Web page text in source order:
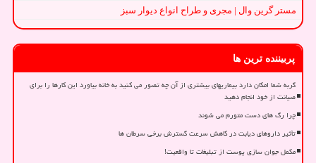
مستر گرین وال | مجری و طراح انواع دیوار سبز
پربیننده ترین ها
گربه شما امکان دارد بیماریهای بیشتری از آن چه تصور می کنید به خانه بیاورد این کارها را برای
صیانت از خود انجام دهید
چرا رگ های دست متورم می شوند
تأثیر داروهای دیابت در کاهش سرعت گسترش برخی سرطان ها
مکمل جوان سازی پوست از تبلیغات تا واقعیت!